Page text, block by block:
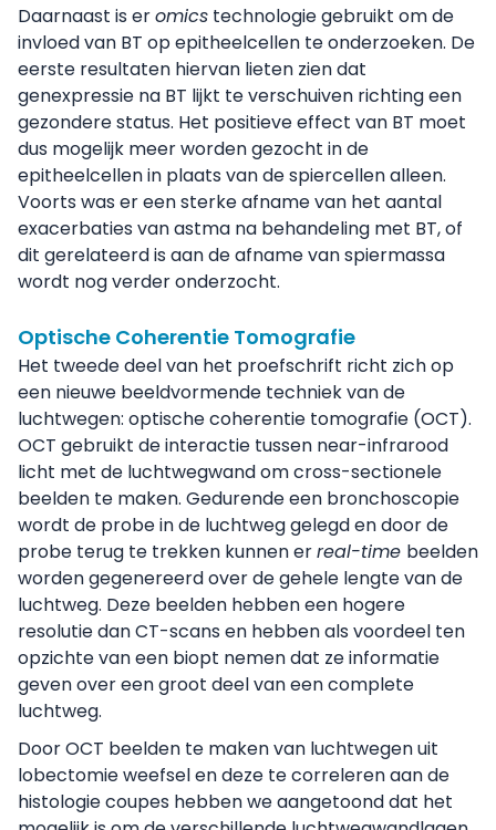
Daarnaast is eromics technologie gebruikt om de
invloed van BT op epitheelcellen te onderzoeken. De
eerste resultaten hiervan lieten zien dat
genexpressie na BT lijkt te verschuiven richting een
gezondere status. Het positieve effect van BT moet
dus mogelijk meer worden gezocht in de
epitheelcellen in plaats van de spiercellen alleen.
Voorts was er een sterke afname van het aantal
exacerbaties van astma na behandeling met BT, of
dit gerelateerd is aan de afname van spiermassa
wordt nog verder onderzocht.
Optische Coherentie Tomografie
Het tweede deel van het proefschrift richt zich op
een nieuwe beeldvormende techniek van de
luchtwegen: optische coherentie tomografie (OCT).
OCT gebruikt de interactie tussen near-infrarood
licht met de luchtwegwand om cross-sectionele
beelden te maken. Gedurende een bronchoscopie
wordt de probe in de luchtweg gelegd en door de
probe terug te trekken kunnen erreal-time beelden
worden gegenereerd over de gehele lengte van de
luchtweg. Deze beelden hebben een hogere
resolutie dan CT-scans en hebben als voordeel ten
opzichte van een biopt nemen dat ze informatie
geven over een groot deel van een complete
luchtweg.
Door OCT beelden te maken van luchtwegen uit
lobectomie weefsel en deze te correleren aan de
histologie coupes hebben we aangetoond dat het